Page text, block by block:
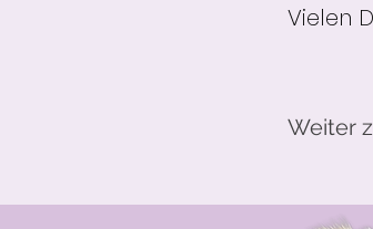
Vielen
Weiter